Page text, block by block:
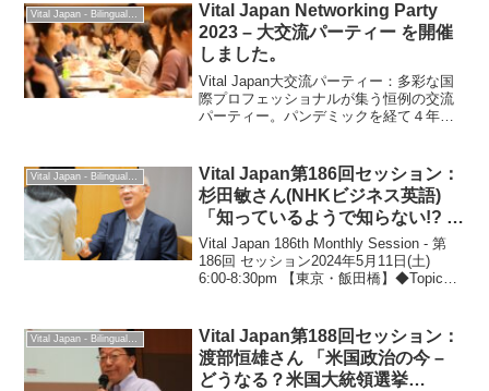
Vital Japan Networking Party
2023 – 大交流パーティー を開催
しました。
Vital Japan大交流パーティー：多彩な国
際プロフェッショナルが集う恒例の交流
パーティー。パンデミックを経て４年ぶ
大に開催しました。
Vital Japan第186回セッション：
杉田敏さん(NHKビジネス英語)
「知っているようで知らない!? 奥
深い英語 基礎語の世界」：2024
年5月11日
Vital Japan 186th Monthly Session - 第
186回 セッション2024年5月11日(土)
6:00-8:30pm 【東京・飯田橋】◆Topic
Vital Japan - Bilingual Professionals Network
Vital Japan第188回セッション：
渡部恒雄さん 「米国政治の今 –
どうなる？米国大統領選挙